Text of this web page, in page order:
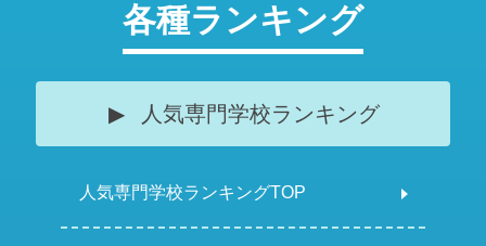
各種ランキング
人気専門学校ランキング
人気専門学校ランキングTOP